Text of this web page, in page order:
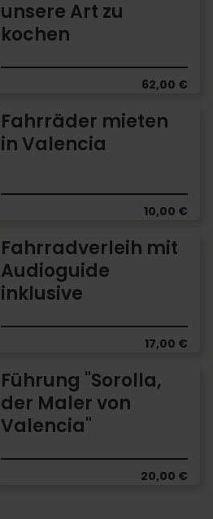
unsere Art zu
kochen
62,00 €
Fahrräder mieten
in Valencia
10,00 €
Fahrradverleih mit
Audioguide
inklusive
17,00 €
Führung "Sorolla,
der Maler von
Valencia"
20,00 €